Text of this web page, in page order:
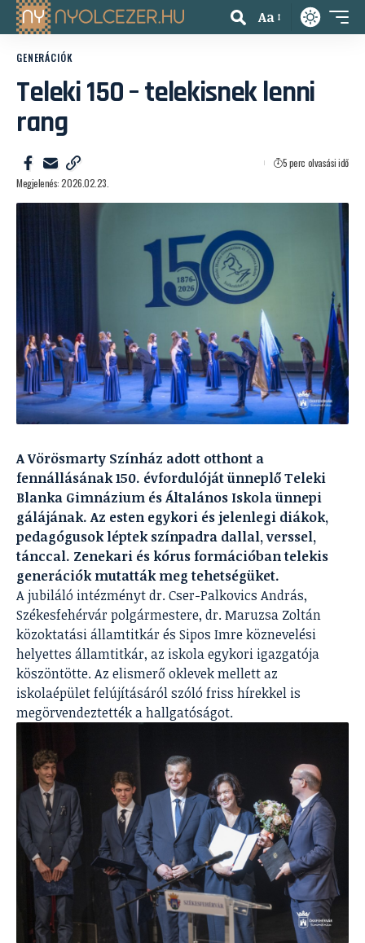
Aa
GENERÁCIÓK
Teleki 150 – telekisnek lenni
rang
Megjelenés: 2026.02.23.
5 perc olvasási idő
A Vörösmarty Színház adott otthont a
fennállásának 150. évfordulóját ünneplő Teleki
Blanka Gimnázium és Általános Iskola ünnepi
gálájának. Az esten egykori és jelenlegi diákok,
pedagógusok léptek színpadra dallal, verssel,
tánccal. Zenekari és kórus formációban telekis
generációk mutatták meg tehetségüket.
A jubiláló intézményt dr. Cser-Palkovics András,
Székesfehérvár polgármestere, dr. Maruzsa Zoltán
közoktatási államtitkár és Sipos Imre köznevelési
helyettes államtitkár, az iskola egykori igazgatója
köszöntötte. Az elismerő oklevek mellett az
iskolaépület felújításáról szóló friss hírekkel is
megörvendeztették a hallgatóságot.